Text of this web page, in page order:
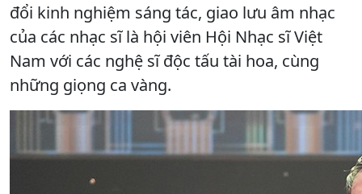
đổi kinh nghiệm sáng tác, giao lưu âm nhạc
của các nhạc sĩ là hội viên Hội Nhạc sĩ Việt
Nam với các nghệ sĩ độc tấu tài hoa, cùng
những giọng ca vàng.